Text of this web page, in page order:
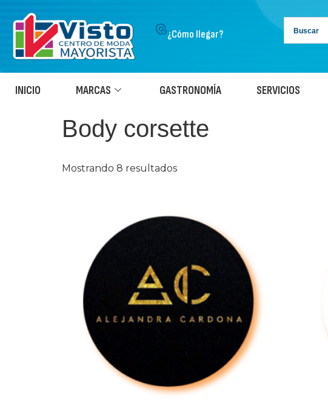
¿Cómo llegar?
INICIO MARCAS GASTRONOMÍA SERVICIOS
Body corsette
Mostrando 8 resultados